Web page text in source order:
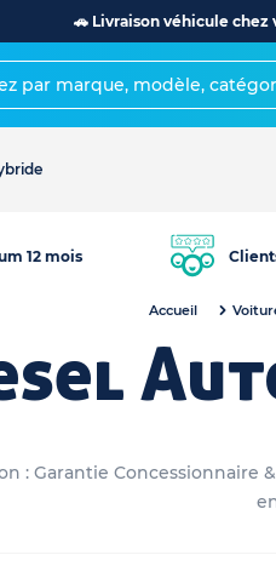
🚗 Livraison véhicule chez
12 mois
Accueil
: Garantie Concessionnaire